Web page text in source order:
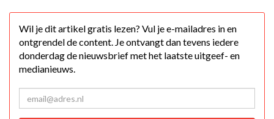
Wil je dit artikel gratis lezen? Vul je e-mailadres in en
ontgrendel de content. Je ontvangt dan tevens iedere
donderdag de nieuwsbrief met het laatste uitgeef- en
medianieuws.